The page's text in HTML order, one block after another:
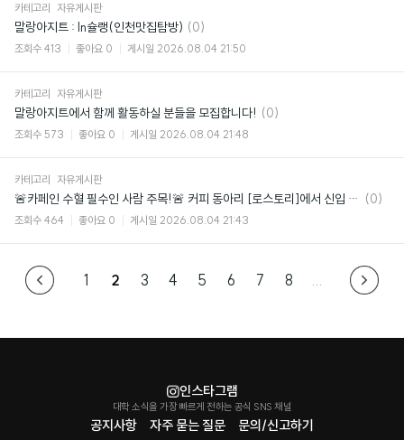
카테고리 자유게시판
말랑아지트 : In슐랭(인천맛집탐방) 댓
글
(0)
조회수 413 좋아요 0 게시일 2026.08.04 21:50
카테고리 자유게시판
말랑아지트에서 함께 활동하실 분들을 모집합니다! 댓
(0)
조회수 573 좋아요 0 게시일 2026.08.04 21:48
카테고리 자유게시판
🚨카페인 수혈 필수인 사람 주목!🚨 커피 동아리 [로스토리]에서 신입 부원 모집 댓
(0)
조회수 464 좋아요 0 게시일 2026.08.04 21:43
1 2 3 4 5 6 7 8
공지사항 자주 묻는 질문 문의/신고하기
인스타그램
대학 소식을 가장 빠르게 전하는 공식 SNS 채널